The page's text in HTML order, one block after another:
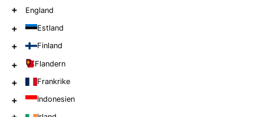
+ England
+ Estland
+ Finland
+ Flandern
+ Frankrike
+ Indonesien